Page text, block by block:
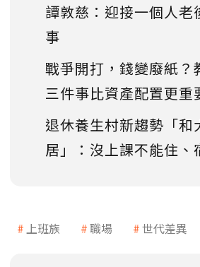
譚敦慈：迎接一個人老
事
戰爭開打，錢變廢紙？
三件事比資產配置更重
退休養生村新趨勢「和
居」：沒上課不能住、
上班族 職場 世代差異